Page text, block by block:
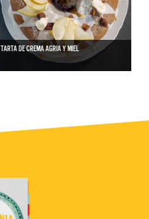
TARTA DE CREMA AGRIA Y MIEL